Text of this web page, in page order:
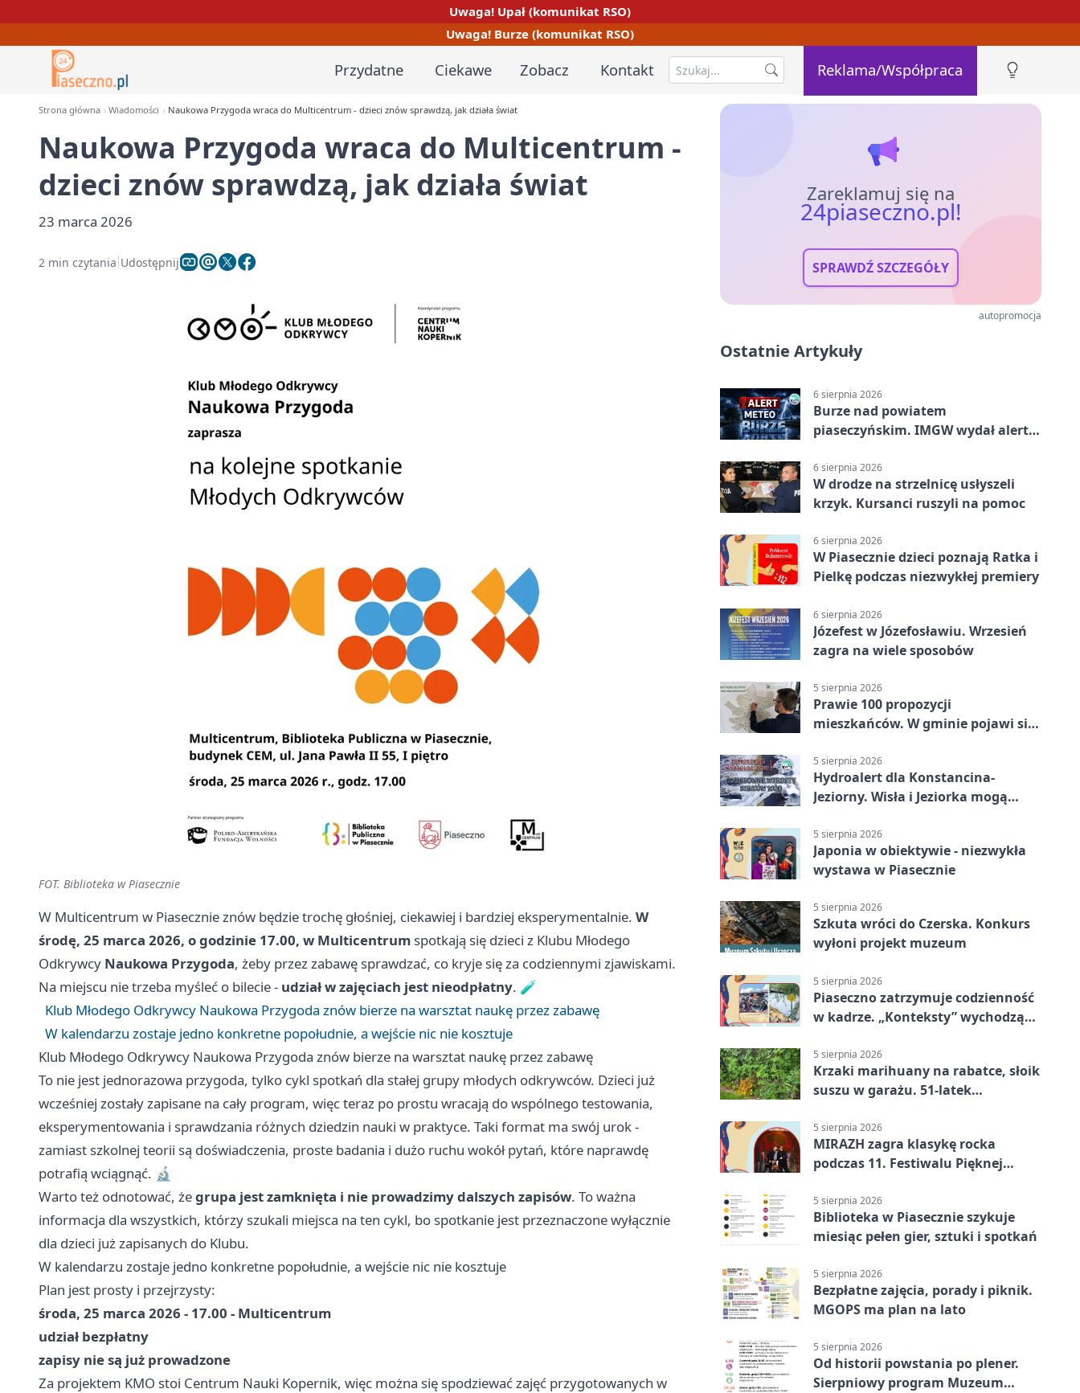
Uwaga! Upał (komunikat RSO)
Uwaga! Burze (komunikat RSO)
Przydatne Ciekawe Zobacz Kontakt Reklama/Współpraca
Strona główna Wiadomości Naukowa Przygoda wraca do Multicentrum - dzieci znów sprawdzą, jak działa świat
Naukowa Przygoda wraca do Multicentrum -
dzieci znów sprawdzą, jak działa świat
23 marca 2026
2 min czytania Udostępnij
FOT. Biblioteka w Piasecznie
W Multicentrum w Piasecznie znów będzie trochę głośniej, ciekawiej i bardziej eksperymentalnie. W
środę, 25 marca 2026, o godzinie 17.00, w Multicentrum spotkają się dzieci z Klubu Młodego
Odkrywcy Naukowa Przygoda, żeby przez zabawę sprawdzać, co kryje się za codziennymi zjawiskami.
Na miejscu nie trzeba myśleć o bilecie - udział w zajęciach jest nieodpłatny. 🧪
Klub Młodego Odkrywcy Naukowa Przygoda znów bierze na warsztat naukę przez zabawę
W kalendarzu zostaje jedno konkretne popołudnie, a wejście nic nie kosztuje
Klub Młodego Odkrywcy Naukowa Przygoda znów bierze na warsztat naukę przez zabawę
To nie jest jednorazowa przygoda, tylko cykl spotkań dla stałej grupy młodych odkrywców. Dzieci już
wcześniej zostały zapisane na cały program, więc teraz po prostu wracają do wspólnego testowania,
eksperymentowania i sprawdzania różnych dziedzin nauki w praktyce. Taki format ma swój urok -
zamiast szkolnej teorii są doświadczenia, proste badania i dużo ruchu wokół pytań, które naprawdę
potrafią wciągnąć. 🔬
Warto też odnotować, żegrupa jest zamknięta i nie prowadzimy dalszych zapisów. To ważna
informacja dla wszystkich, którzy szukali miejsca na ten cykl, bo spotkanie jest przeznaczone wyłącznie
dla dzieci już zapisanych do Klubu.
W kalendarzu zostaje jedno konkretne popołudnie, a wejście nic nie kosztuje
Plan jest prosty i przejrzysty:
środa, 25 marca 2026 - 17.00 - Multicentrum
udział bezpłatny
zapisy nie są już prowadzone
Za projektem KMO stoi Centrum Nauki Kopernik, więc można się spodziewać zajęć przygotowanych w
Zareklamuj się na
24piaseczno.pl!
SPRAWDŹ SZCZEGÓŁY
autopromocja
Ostatnie Artykuły
6 sierpnia 2026
Burze nad powiatem
piaseczyńskim. IMGW wydał alert
6 sierpnia 2026
W drodze na strzelnicę usłyszeli
krzyk. Kursanci ruszyli na pomoc
6 sierpnia 2026
W Piasecznie dzieci poznają Ratka i
Pielkę podczas niezwykłej premiery
6 sierpnia 2026
Józefest w Józefosławiu. Wrzesień
zagra na wiele sposobów
5 sierpnia 2026
Prawie 100 propozycji
mieszkańców. W gminie pojawi się
5 sierpnia 2026
Hydroalert dla Konstancina-
Jeziorny. Wisła i Jeziorka mogą
5 sierpnia 2026
Japonia w obiektywie - niezwykła
wystawa w Piasecznie
5 sierpnia 2026
Szkuta wróci do Czerska. Konkurs
wyłoni projekt muzeum
5 sierpnia 2026
Piaseczno zatrzymuje codzienność
w kadrze. „Konteksty” wychodzą
5 sierpnia 2026
Krzaki marihuany na rabatce, słoik
suszu w garażu. 51-latek
5 sierpnia 2026
MIRAZH zagra klasykę rocka
podczas 11. Festiwalu Pięknej
5 sierpnia 2026
Biblioteka w Piasecznie szykuje
miesiąc pełen gier, sztuki i spotkań
5 sierpnia 2026
Bezpłatne zajęcia, porady i piknik.
MGOPS ma plan na lato
5 sierpnia 2026
Od historii powstania po plener.
Sierpniowy program Muzeum